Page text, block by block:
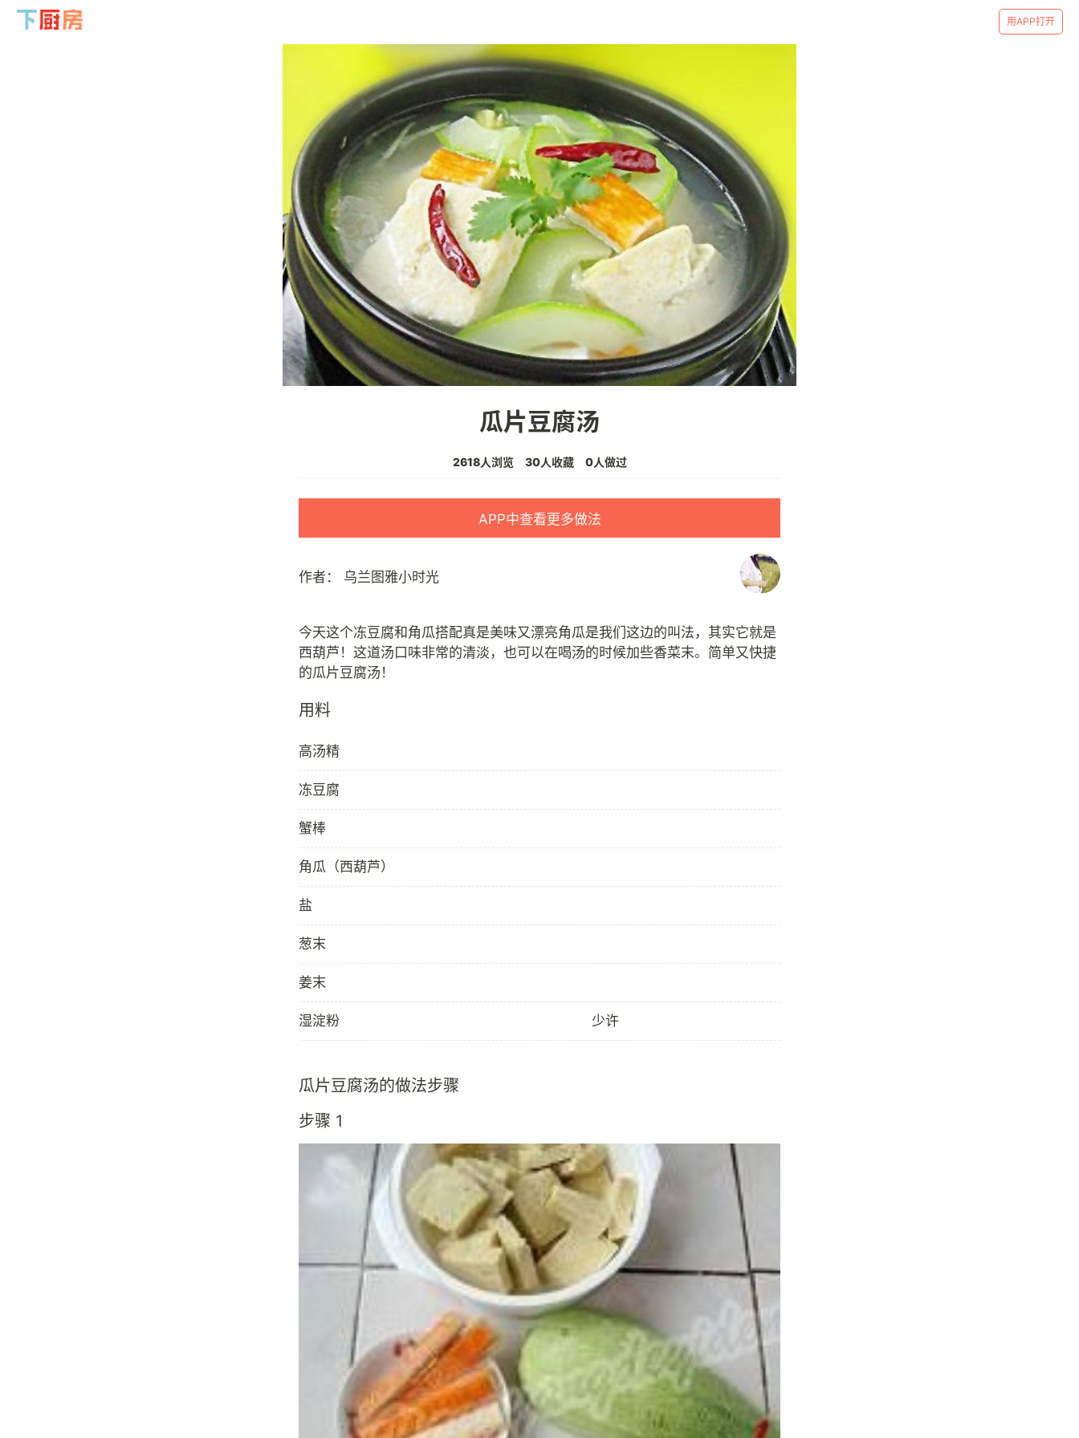
用APP打开
瓜片豆腐汤
2618人浏览 30人收藏 0人做过
APP中查看更多做法
作者： 乌兰图雅小时光
今天这个冻豆腐和角瓜搭配真是美味又漂亮角瓜是我们这边的叫法，其实它就是
西葫芦！这道汤口味非常的清淡，也可以在喝汤的时候加些香菜末。简单又快捷
用料
高汤精
冻豆腐
蟹棒
角瓜（西葫芦）
盐
葱末
姜末
湿淀粉 少许
瓜片豆腐汤的做法步骤
步骤 1